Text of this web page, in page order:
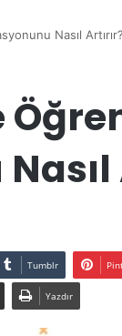
Nasıl Artırır?
Tumblr
Yazdır